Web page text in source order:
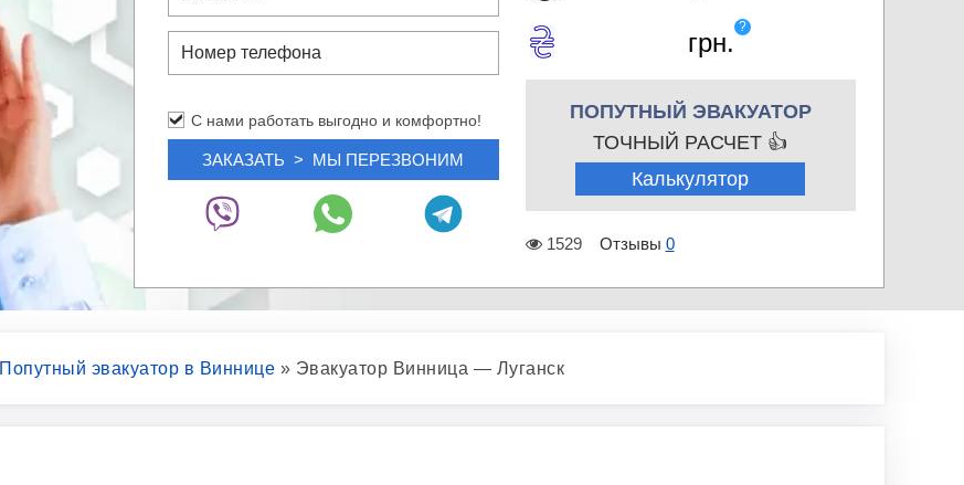
С нами работать выгодно и комфортно!
грн.
?
ПОПУТНЫЙ ЭВАКУАТОР
ТОЧНЫЙ РАСЧЕТ 👍
Калькулятор
1529 Отзывы 0
Попутный эвакуатор в Виннице » Эвакуатор Винница — Луганск